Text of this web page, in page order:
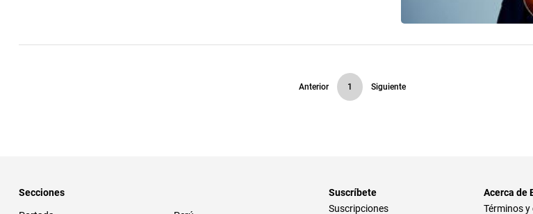
Anterior 1 Siguiente
Secciones
Suscríbete
Suscripciones
Acerca de
Términos